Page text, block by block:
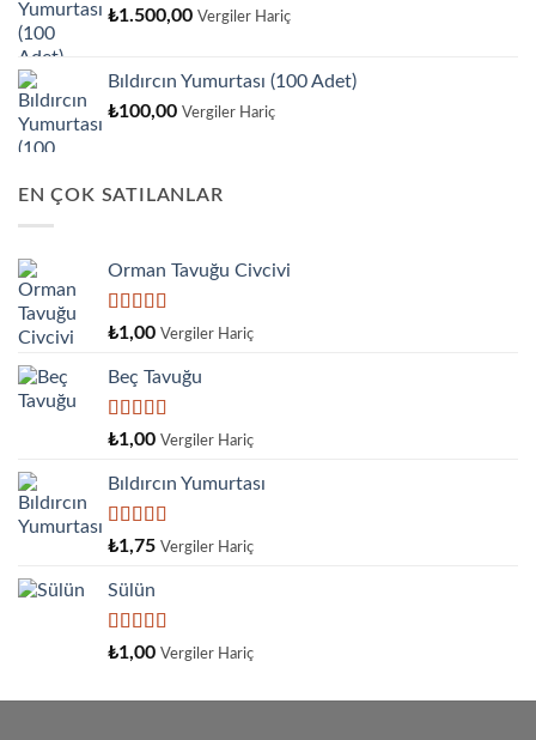
₺1.500,00 Vergiler Hariç
Bıldırcın Yumurtası (100 Adet)
₺100,00 Vergiler Hariç
EN ÇOK SATILANLAR
Orman Tavuğu Civcivi
5 üzerinden
₺1,00 Vergiler Hariç
Beç Tavuğu
5
4.00
aldı
₺1,00 Vergiler Hariç
Bıldırcın Yumurtası
5
4.33oy
aldı
₺1,75 Vergiler Hariç
Sülün
5
aldı
₺1,00 Vergiler Hariç